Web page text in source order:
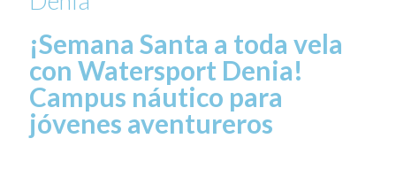
¡Semana Santa a toda vela
con Watersport Denia!
Campus náutico para
jóvenes aventureros